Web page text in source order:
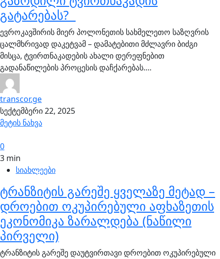
გატარებას?
ევროკავშირის მიერ პოლონეთის სახმელეთო საზღვრის
ცალმხრივად დაკეტვამ – დამატებითი მძლავრი ბიძგი
მისცა, ტვირთნაკადების ახალი დერეფნებით
გადანაწილების პროცესის დაჩქარებას.…
transcor.ge
სექტემბერი 22, 2025
მეტის ნახვა
0
3 min
სიახლეები
ტრანზიტის გარეშე ყველაზე მეტად –
დროებით ოკუპირებული აფხაზეთის
ეკონომიკა ზარალდება (ნაწილი
პირველი)
ტრანზიტის გარეშე დაუტვირთავი დროებით ოკუპირებული